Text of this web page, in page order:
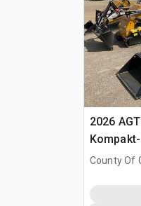
2026
(Unused)
County Of